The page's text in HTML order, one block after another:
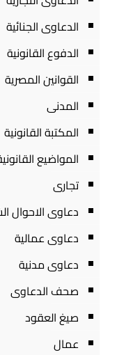
الدعاوى الجنائية
الدفوع القانونية
القوانين المصرية
المدنى
المكتبة القانونية
المواضيع
تجارى
دعاوى الاحوال
دعاوى عمالية
دعاوى مدنية
صحف الدعاوى
صيغ العقود
عمال